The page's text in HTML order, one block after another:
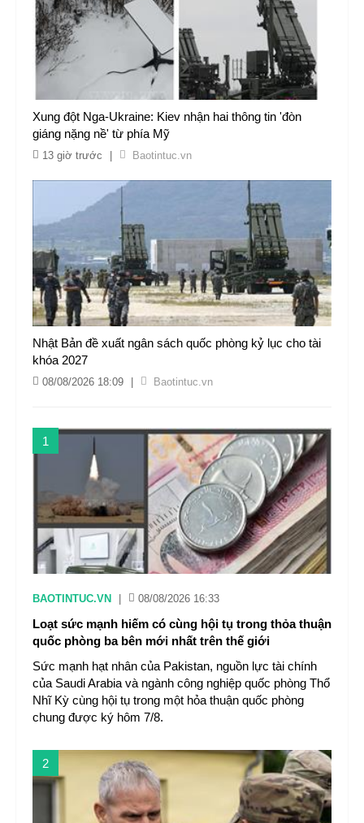
Xung đột Nga-Ukraine: Kiev nhận hai thông tin 'đòn
giáng nặng nề' từ phía Mỹ
13 giờ trước Baotintuc.vn
Nhật Bản đề xuất ngân sách quốc phòng kỷ lục cho tài
khóa 2027
08/08/2026 18:09 Baotintuc.vn
1
BAOTINTUC.VN 08/08/2026 16:33
Loạt sức mạnh hiếm có cùng hội tụ trong thỏa thuận
quốc phòng ba bên mới nhất trên thế giới
Sức mạnh hạt nhân của Pakistan, nguồn lực tài chính
của Saudi Arabia và ngành công nghiệp quốc phòng Thổ
Nhĩ Kỳ cùng hội tụ trong một hỏa thuận quốc phòng
chung được ký hôm 7/8.
2